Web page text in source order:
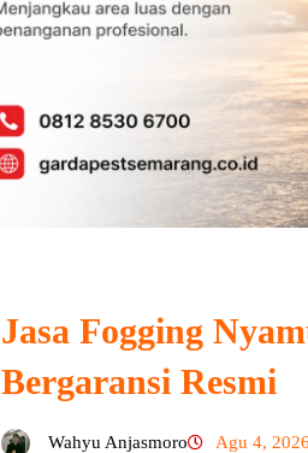
Jasa Fogging
Bergaransi Resmi
Wahyu Anjasmoro Agu 4, 2026